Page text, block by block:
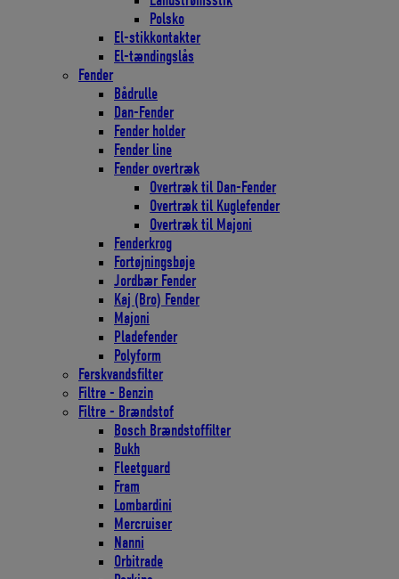
Polsko
El-stikkontakter
El-tændingslås
Fender
Bådrulle
Dan-Fender
Fender holder
Fender line
Fender overtræk
Overtræk til Dan-Fender
Overtræk til Kuglefender
Overtræk til Majoni
Fenderkrog
Fortøjningsbøje
Jordbær Fender
Kaj (Bro) Fender
Majoni
Pladefender
Polyform
Ferskvandsfilter
Filtre - Benzin
Filtre - Brændstof
Bosch Brændstoffilter
Bukh
Fleetguard
Fram
Lombardini
Mercruiser
Nanni
Orbitrade